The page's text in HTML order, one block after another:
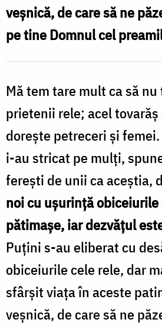
veșnică, de care să ne
pe tine Domnul cel
Mă tem tare mult ca să
prietenii rele; acel
doreşte petreceri şi
i-au stricat pe mulţi,
fereşti de unii ca aceştia,
noi cu uşurinţă obiceiurile
pătimaşe, iar dezvăţul
Puţini s-au eliberat cu
obiceiurile cele rele, dar
sfârşit viaţa în aceste
veşnică, de care să ne